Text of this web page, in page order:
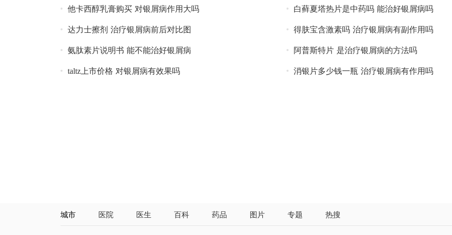
他卡西醇乳膏购买 对银屑病作用大吗 白藓夏塔热片是中药吗 能治好银屑病吗
达力士擦剂 治疗银屑病前后对比图 得肤宝含激素吗 治疗银屑病有副作用吗
氨肽素片说明书 能不能治好银屑病 阿普斯特片 是治疗银屑病的方法吗
taltz上市价格 对银屑病有效果吗 消银片多少钱一瓶 治疗银屑病有作用吗
城市 医院 医生 百科 药品 图片 专题 热搜